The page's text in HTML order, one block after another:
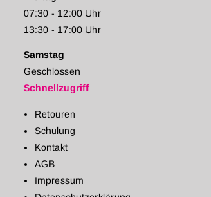
07:30 - 12:00 Uhr
13:30 - 17:00 Uhr
Samstag
Geschlossen
Schnellzugriff
Retouren
Schulung
Kontakt
AGB
Impressum